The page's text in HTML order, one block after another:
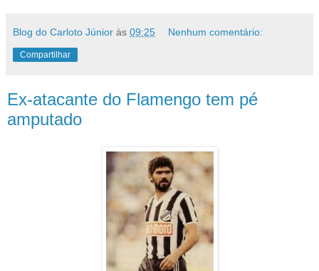
Blog do Carloto Júnior às 09:25 Nenhum comentário:
Compartilhar
Ex-atacante do Flamengo tem pé
amputado